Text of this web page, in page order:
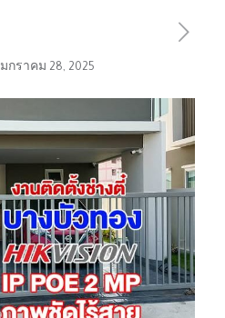
มกราคม 28, 2025